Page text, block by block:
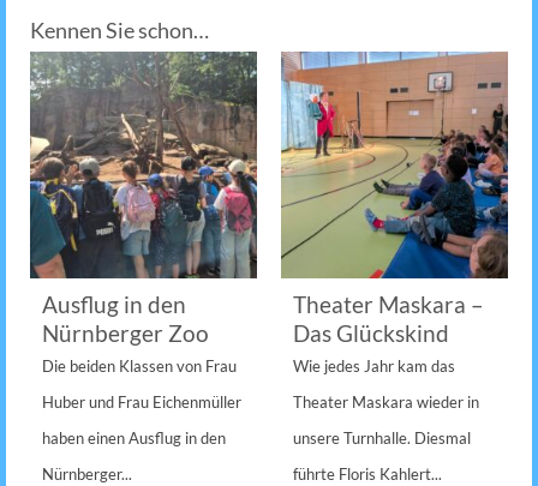
Kennen Sie schon…
Ausflug in den
Nürnberger Zoo
Die beiden Klassen von Frau
Huber und Frau Eichenmüller
haben einen Ausflug in den
Nürnberger...
Theater Maskara –
Das Glückskind
Wie jedes Jahr kam das
Theater Maskara wieder in
unsere Turnhalle. Diesmal
führte Floris Kahlert...